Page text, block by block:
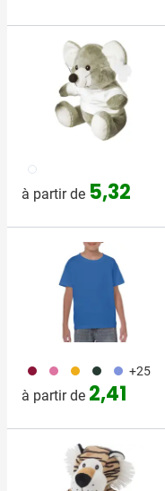
002
à partir de 5,32
071 072 031 374 354 +25
à partir de 2,41